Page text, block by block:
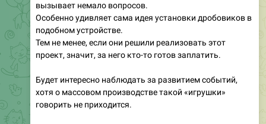
вызывает немало вопросов.
Особенно удивляет сама идея установки дробовиков в
подобном устройстве.
Тем не менее, если они решили реализовать этот
проект, значит, за него кто-то готов заплатить.
Будет интересно наблюдать за развитием событий,
хотя о массовом производстве такой «игрушки»
говорить не приходится.